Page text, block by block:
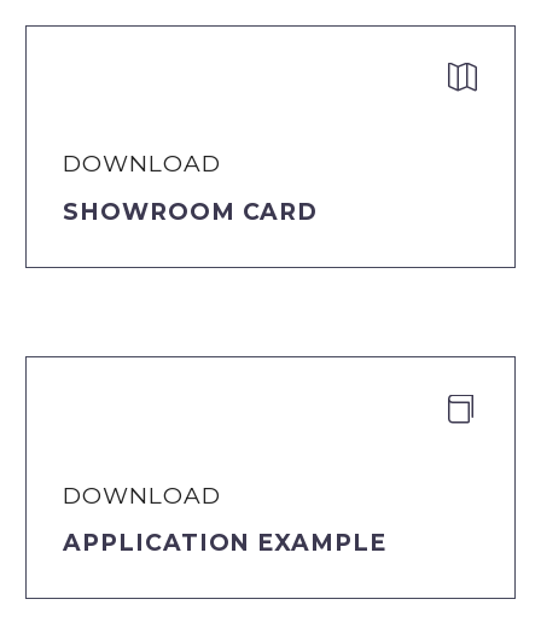


DOWNLOAD
SHOWROOM CARD


DOWNLOAD
APPLICATION EXAMPLE